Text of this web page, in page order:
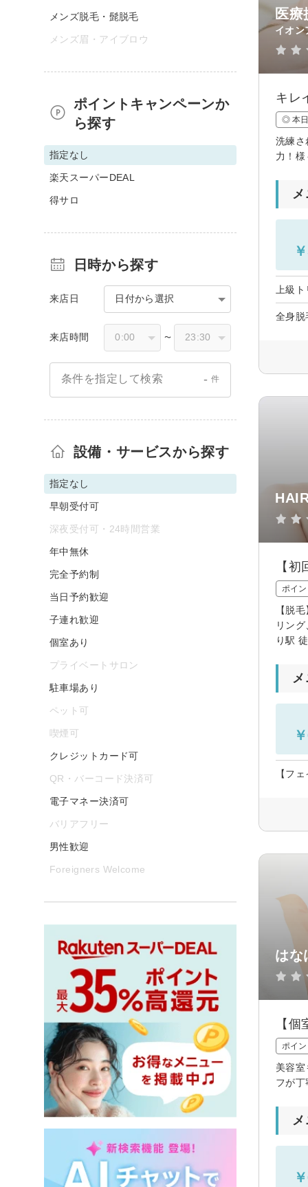
医療
イオン
キレ
◎ 本
洗練さ
力！
上級
全身脱
【
ポイ
【脱
リン
り駅
【フ
はな
【
ポイ
美容
フが
メンズ脱毛・髭脱毛
メンズ眉・アイブロウ
ポイントキャンペーンか
ら探す
指定なし
楽天スーパーDEAL
得サロ
日時から探す
来店日 日付から選択
来店時間 〜
条件を指定して検索 - 件
設備・サービスから探す
指定なし
早朝受付可
深夜受付可・24時間営業
年中無休
完全予約制
当日予約歓迎
子連れ歓迎
個室あり
プライベートサロン
駐車場あり
ペット可
喫煙可
クレジットカード可
QR・バーコード決済可
電子マネー決済可
バリアフリー
男性歓迎
Foreigners Welcome